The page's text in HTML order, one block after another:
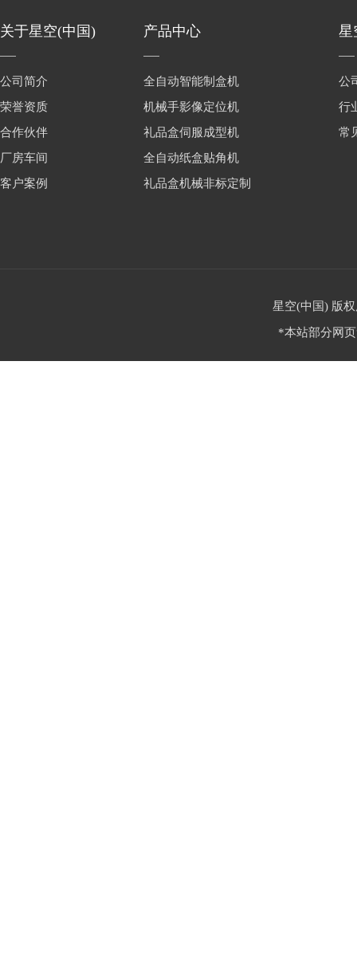
关于星空(中国)
公司简介
荣誉资质
合作伙伴
厂房车间
客户案例
产品中心
全自动智能制盒机
机械手影像定位机
礼品盒伺服成型机
全自动纸盒贴角机
礼品盒机械非标定制
星
公
行
常
星空(中国) 版
*本站部分网